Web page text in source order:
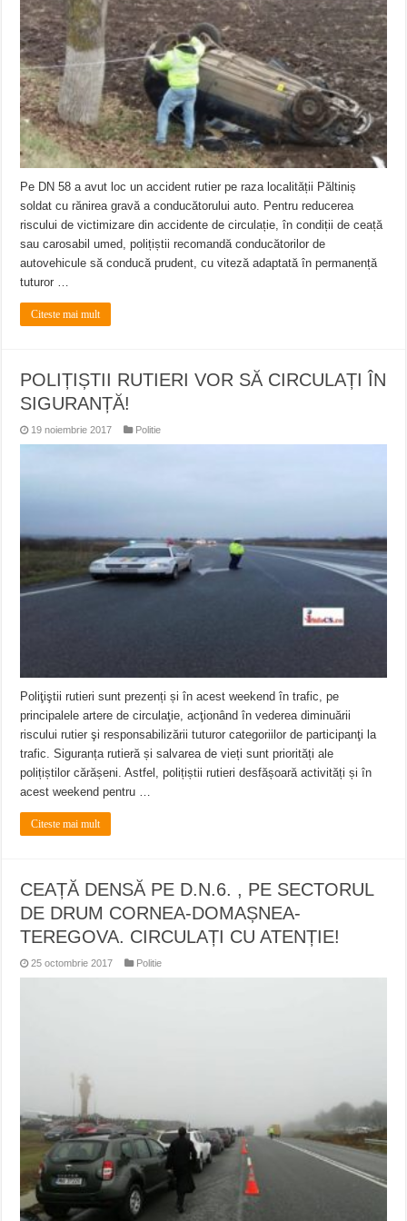
ANUNŢ OPRIRE APĂ în CARANSEBEȘ avarie
ANUNȚ OPRIRE APĂ în Reșița, cartier Țerova – avarie – 04.08.2026
Pe DN 58 a avut loc un accident rutier pe raza localității Păltiniș
soldat cu rănirea gravă a conducătorului auto. Pentru reducerea
riscului de victimizare din accidente de circulație, în condiții de ceață
sau carosabil umed, polițiștii recomandă conducătorilor de
autovehicule să conducă prudent, cu viteză adaptată în permanență
tuturor …
Citeste mai mult
POLIȚIȘTII RUTIERI VOR SĂ CIRCULAȚI ÎN
SIGURANȚĂ!
19 noiembrie 2017 Politie
Poliţiştii rutieri sunt prezenți și în acest weekend în trafic, pe
principalele artere de circulaţie, acţionând în vederea diminuării
riscului rutier şi responsabilizării tuturor categoriilor de participanţi la
trafic. Siguranța rutieră și salvarea de vieți sunt priorități ale
polițiștilor cărășeni. Astfel, polițiștii rutieri desfășoară activități și în
acest weekend pentru …
Citeste mai mult
CEAȚĂ DENSĂ PE D.N.6. , PE SECTORUL
DE DRUM CORNEA-DOMAȘNEA-
TEREGOVA. CIRCULAȚI CU ATENȚIE!
25 octombrie 2017 Politie